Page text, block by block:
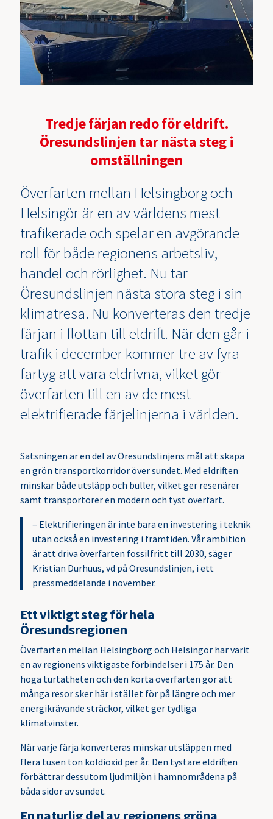
Tredje färjan redo för eldrift.
Öresundslinjen tar nästa steg i
omställningen
Överfarten mellan Helsingborg och
Helsingör är en av världens mest
trafikerade och spelar en avgörande
roll för både regionens arbetsliv,
handel och rörlighet. Nu tar
Öresundslinjen nästa stora steg i sin
klimatresa. Nu konverteras den tredje
färjan i flottan till eldrift. När den går i
trafik i december kommer tre av fyra
fartyg att vara eldrivna, vilket gör
överfarten till en av de mest
elektrifierade färjelinjerna i världen.
Satsningen är en del av Öresundslinjens mål att skapa
en grön transportkorridor över sundet. Med eldriften
minskar både utsläpp och buller, vilket ger resenärer
samt transportörer en modern och tyst överfart.
– Elektrifieringen är inte bara en investering i teknik
utan också en investering i framtiden. Vår ambition
är att driva överfarten fossilfritt till 2030, säger
Kristian Durhuus, vd på Öresundslinjen, i ett
pressmeddelande i november.
Ett viktigt steg för hela
Öresundsregionen
Överfarten mellan Helsingborg och Helsingör har varit
en av regionens viktigaste förbindelser i 175 år. Den
höga turtätheten och den korta överfarten gör att
många resor sker här i stället för på längre och mer
energikrävande sträckor, vilket ger tydliga
klimatvinster.
När varje färja konverteras minskar utsläppen med
flera tusen ton koldioxid per år. Den tystare eldriften
förbättrar dessutom ljudmiljön i hamnområdena på
båda sidor av sundet.
En naturlig del av regionens gröna